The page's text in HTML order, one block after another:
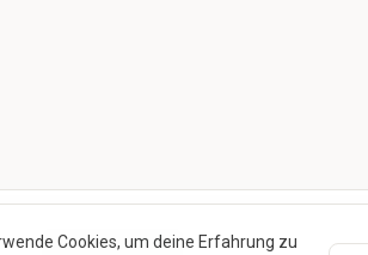
Cookies, um deine Erfahrung zu